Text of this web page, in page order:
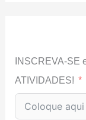
INSCREVA-SE
ATIVIDADES!